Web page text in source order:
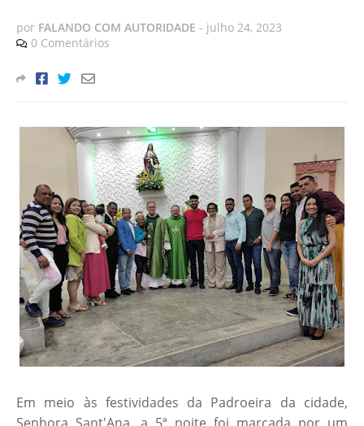
por FALANDO COM AUTORIDADE - julho 24, 2023
0 Comentários
Em meio às festividades da Padroeira da cidade,